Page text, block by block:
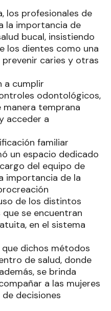
los profesionales de
la importancia de
bucal, insistiendo
los dientes como una
caries y otras
a cumplir
odontológicos,
temprana
acceder a
familiar
un espacio dedicado
del equipo de
importancia de la
de los distintos
se encuentran
en el sistema
dichos métodos
de salud, donde
se brinda
a las mujeres
decisiones